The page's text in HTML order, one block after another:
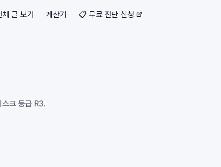
체 글 보기 계산기 📋 무료 진단 신청
크 등급 R3.